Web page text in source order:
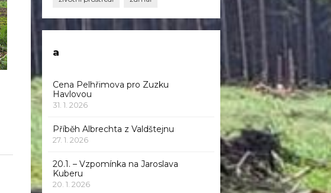
a
Cena Pelhřimova pro Zuzku
Havlovou
31. 1. 2026
Příběh Albrechta z Valdštejnu
27. 1. 2026
20.1. – Vzpomínka na Jaroslava
Kuberu
20. 1. 2026